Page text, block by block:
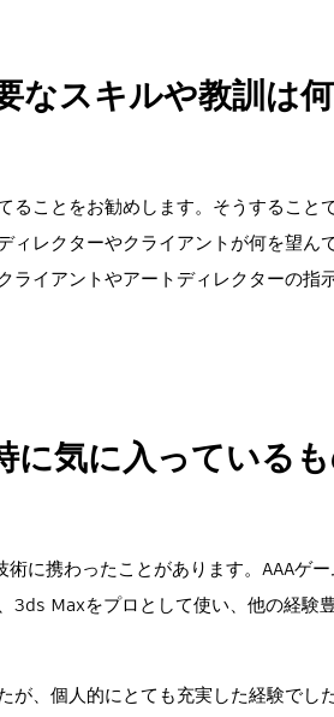
なスキルや教訓は
ることをお勧めします。そうすること
レクターやクライアントが何を望ん
イアントやアートディレクターの指
に気に入っている
に携わったことがあります。AAAゲ
3ds Maxをプロとして使い、他の経験
、個人的にとても充実した経験でし